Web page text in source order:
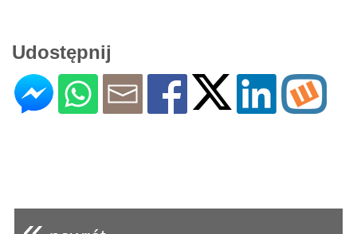
Udostępnij